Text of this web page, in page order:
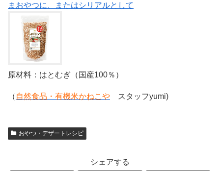
まおやつに、またはシリアルとして
原材料：はとむぎ（国産100％）
（ 自然食品・有機米かねこや スタッフyumi)
おやつ・デザートレシピ
シェアする